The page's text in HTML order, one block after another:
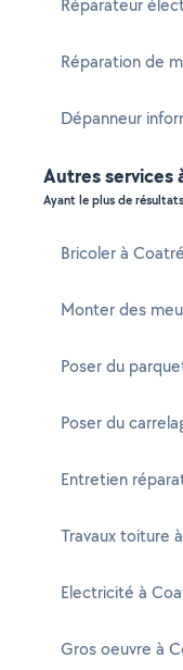
Réparateur
Réparation de
Dépanneur
Autres services
Ayant le plus de
Bricoler à
Monter des
Poser du
Poser du
Entretien
Travaux toiture
Electricité à
Gros oeuvre à